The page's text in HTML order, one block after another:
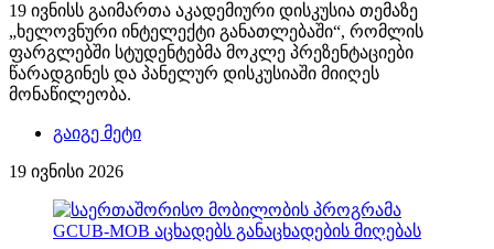
19 ივნისს გაიმართა აკადემიური დისკუსია თემაზე
„ხელოვნური ინტელექტი განათლებაში“, რომლის
ფარგლებში სტუდენტებმა მოკლე პრეზენტაციები
წარადგინეს და პანელურ დისკუსიაში მიიღეს
მონაწილეობა.
გაიგე მეტი
19 ივნისი 2026